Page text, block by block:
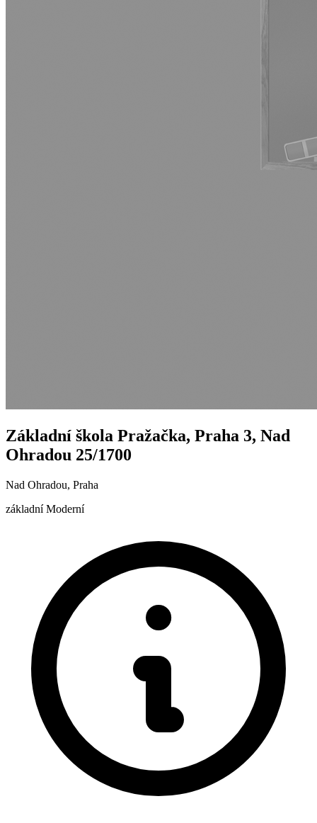
Základní škola Pražačka, Praha 3, Nad
Ohradou 25/1700
Nad Ohradou, Praha
základní Moderní